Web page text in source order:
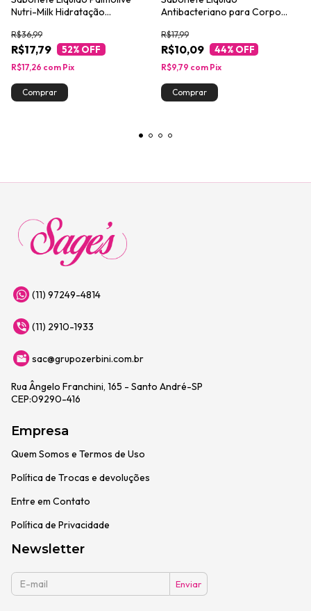
Nutri-Milk Hidratação
R$17,79
R$36,99
52% OFF
R$17,26 com Pix
Antibacteriano para Corpo
R$10,09
R$17,99
44% OFF
R$9,79 com Pix
(11) 97249-4814
(11) 2910-1933
sac@grupozerbini.com.br
Rua Ângelo Franchini, 165 - Santo André-SP
CEP:09290-416
Empresa
Quem Somos e Termos de Uso
Política de Trocas e devoluções
Entre em Contato
Política de Privacidade
Newsletter